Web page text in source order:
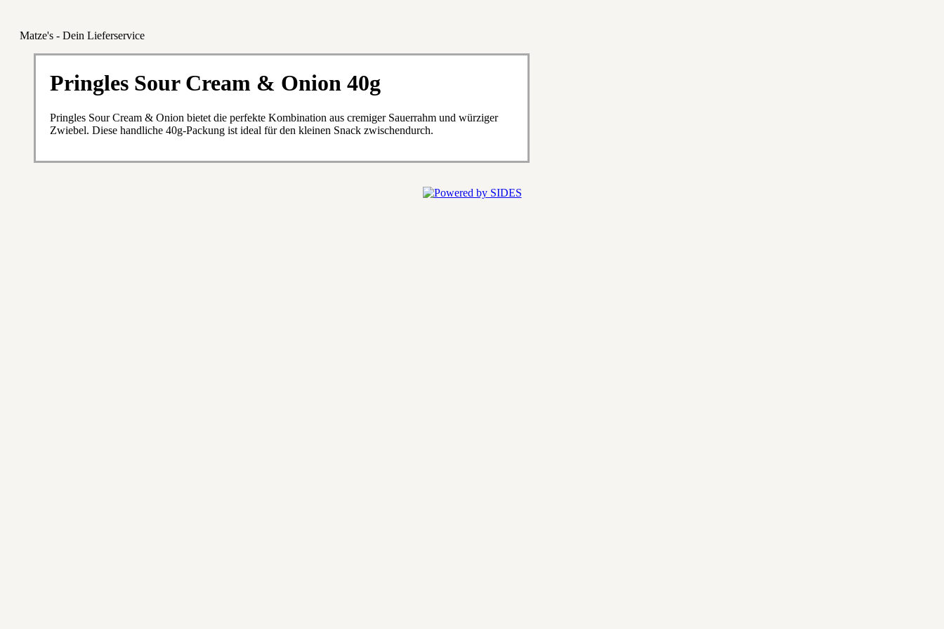
Matze's - Dein Lieferservice
Pringles Sour Cream & Onion 40g
Pringles Sour Cream & Onion bietet die perfekte Kombination aus cremiger Sauerrahm und würziger
Zwiebel. Diese handliche 40g-Packung ist ideal für den kleinen Snack zwischendurch.